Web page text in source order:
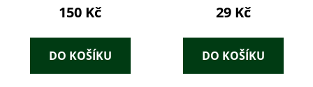
150 Kč
DO KOŠÍKU
29 Kč
DO KOŠÍKU